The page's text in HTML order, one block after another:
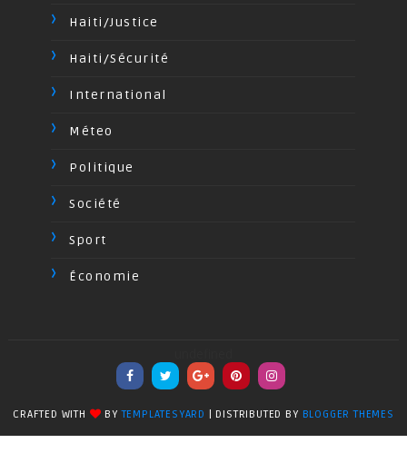
Haiti/Justice
Haiti/Sécurité
International
Méteo
Politique
Société
Sport
Économie
CRAFTED WITH BYTEMPLATESYARD | DISTRIBUTED BY BLOGGER THEMES